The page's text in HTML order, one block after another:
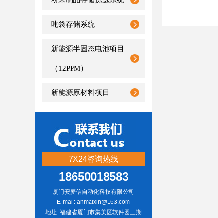
吨袋存储系统
新能源半固态电池项目
（12PPM）
新能源原材料项目
7X24咨询热线
18650018583
厦门安麦信自动化科技有限公司
E-mail: anmaixin@163.com
地址: 福建省厦门市集美区软件园三期